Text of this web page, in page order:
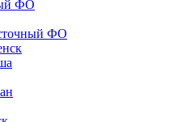
ФО
ФО